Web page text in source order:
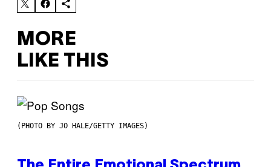
MORE
LIKE THIS
(PHOTO BY JO HALE/GETTY IMAGES)